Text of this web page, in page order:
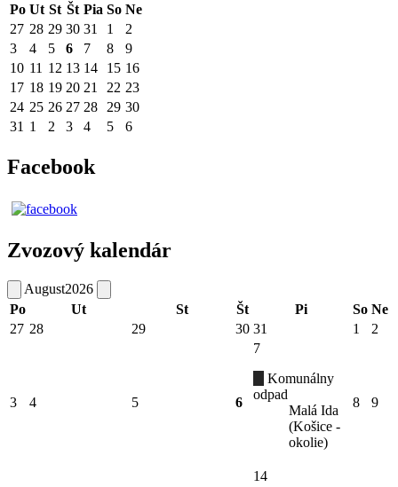
Po Ut St Št Pia So Ne
27 28 29 30 31 1
2
3
4 5 6 7 8
9
10 11 12 13 14 15 16
17 18 19 20 21 22 23
24 25 26 27 28 29 30
31 1 2 3 4 5 6
Facebook
Zvozový kalendár
August2026
Po
Ut St Št Pi So Ne
27 28 29 30 31 1 2
3 4 5 6
7
Komunálny
odpad
Malá Ida
(Košice -
okolie)
8 9
14